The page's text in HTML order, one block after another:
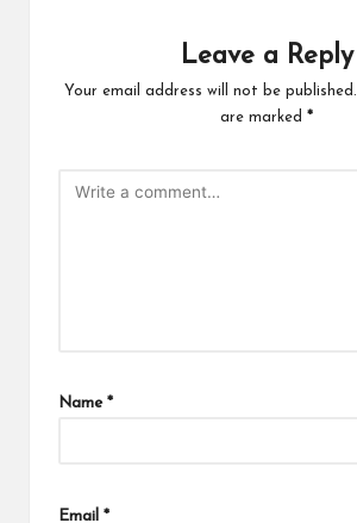
Leave a Reply
Your email address will not be published.
are marked *
Name *
Email *